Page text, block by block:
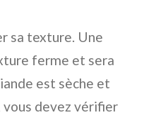
sa texture. Une
ferme et sera
est sèche et
vous devez vérifier